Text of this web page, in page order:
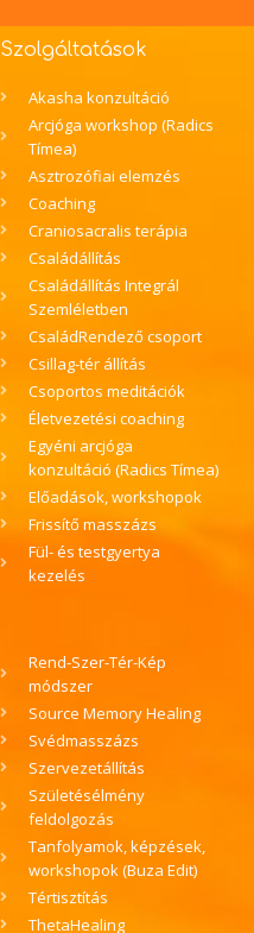
Szolgáltatások
Akasha konzultáció
Arcjóga workshop (Radics
Tímea)
Asztrozófiai elemzés
Coaching
Craniosacralis terápia
Családállítás
Családállítás Integrál
Szemléletben
CsaládRendező csoport
Csillag-tér állítás
Csoportos meditációk
Életvezetési coaching
Egyéni arcjóga
konzultáció (Radics Tímea)
Előadások, workshopok
Frissítő masszázs
Fül- és testgyertya
kezelés
Rend-Szer-Tér-Kép
módszer
Source Memory Healing
Svédmasszázs
Szervezetállítás
Születésélmény
feldolgozás
Tanfolyamok, képzések,
workshopok (Buza Edit)
Tértisztítás
ThetaHealing